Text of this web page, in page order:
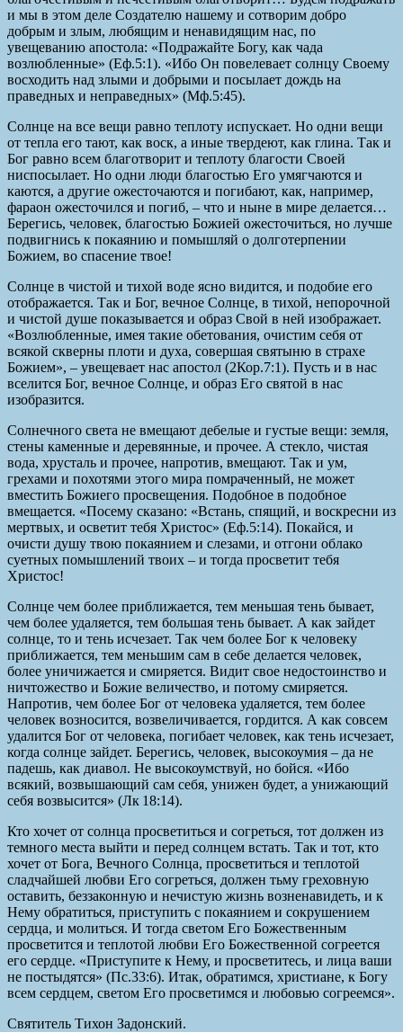
и мы в этом деле Создателю нашему и сотворим добро
добрым и злым, любящим и ненавидящим нас, по
увещеванию апостола: «Подражайте Богу, как чада
возлюбленные» (Еф.5:1). «Ибо Он повелевает солнцу Своему
восходить над злыми и добрыми и посылает дождь на
праведных и неправедных» (Мф.5:45).
Солнце на все вещи равно теплоту испускает. Но одни вещи
от тепла его тают, как воск, а иные твердеют, как глина. Так и
Бог равно всем благотворит и теплоту благости Своей
ниспосылает. Но одни люди благостью Его умягчаются и
каются, а другие ожесточаются и погибают, как, например,
фараон ожесточился и погиб, – что и ныне в мире делается…
Берегись, человек, благостью Божией ожесточиться, но лучше
подвигнись к покаянию и помышляй о долготерпении
Божием, во спасение твое!
Солнце в чистой и тихой воде ясно видится, и подобие его
отображается. Так и Бог, вечное Солнце, в тихой, непорочной
и чистой душе показывается и образ Свой в ней изображает.
«Возлюбленные, имея такие обетования, очистим себя от
всякой скверны плоти и духа, совершая святыню в страхе
Божием», – увещевает нас апостол (2Кор.7:1). Пусть и в нас
вселится Бог, вечное Солнце, и образ Его святой в нас
изобразится.
Солнечного света не вмещают дебелые и густые вещи: земля,
стены каменные и деревянные, и прочее. А стекло, чистая
вода, хрусталь и прочее, напротив, вмещают. Так и ум,
грехами и похотями этого мира помраченный, не может
вместить Божиего просвещения. Подобное в подобное
вмещается. «Посему сказано: «Встань, спящий, и воскресни из
мертвых, и осветит тебя Христос» (Еф.5:14). Покайся, и
очисти душу твою покаянием и слезами, и отгони облако
суетных помышлений твоих – и тогда просветит тебя
Христос!
Солнце чем более приближается, тем меньшая тень бывает,
чем более удаляется, тем большая тень бывает. А как зайдет
солнце, то и тень исчезает. Так чем более Бог к человеку
приближается, тем меньшим сам в себе делается человек,
более уничижается и смиряется. Видит свое недостоинство и
ничтожество и Божие величество, и потому смиряется.
Напротив, чем более Бог от человека удаляется, тем более
человек возносится, возвеличивается, гордится. А как совсем
удалится Бог от человека, погибает человек, как тень исчезает,
когда солнце зайдет. Берегись, человек, высокоумия – да не
падешь, как диавол. Не высокоумствуй, но бойся. «Ибо
всякий, возвышающий сам себя, унижен будет, а унижающий
себя возвысится» (Лк 18:14).
Кто хочет от солнца просветиться и согреться, тот должен из
темного места выйти и перед солнцем встать. Так и тот, кто
хочет от Бога, Вечного Солнца, просветиться и теплотой
сладчайшей любви Его согреться, должен тьму греховную
оставить, беззаконную и нечистую жизнь возненавидеть, и к
Нему обратиться, приступить с покаянием и сокрушением
сердца, и молиться. И тогда светом Его Божественным
просветится и теплотой любви Его Божественной согреется
его сердце. «Приступите к Нему, и просветитесь, и лица ваши
не постыдятся» (Пс.33:6). Итак, обратимся, христиане, к Богу
всем сердцем, светом Его просветимся и любовью согреемся».
Святитель Тихон Задонский.